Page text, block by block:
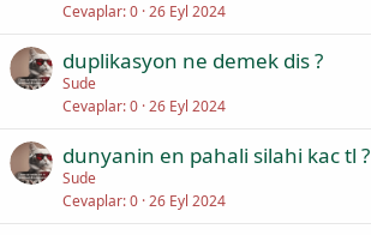
Cevaplar 0 26 Eyl 2024
duplikasyon ne demek dis ?
Sude
Cevaplar 0 26 Eyl 2024
dunyanin en pahali silahi kac tl ?
Sude
Cevaplar 0 26 Eyl 2024